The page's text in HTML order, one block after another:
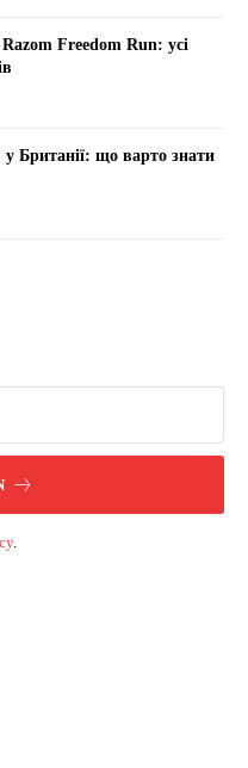
Freedom Run: усі
Британії: що варто знати
.